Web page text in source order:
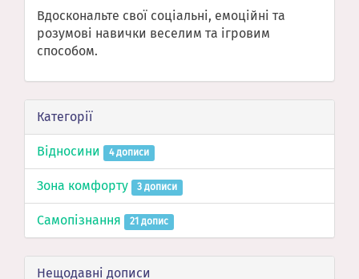
Вдоскональте свої соціальні, емоційні та
розумові навички веселим та ігровим
способом.
Категорії
Відносини 4 дописи
Зона комфорту 3 дописи
Самопізнання 21 допис
Нещодавні дописи